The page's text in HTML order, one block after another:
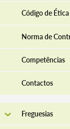
Código de
Norma de
Competências
Contactos
Freguesias